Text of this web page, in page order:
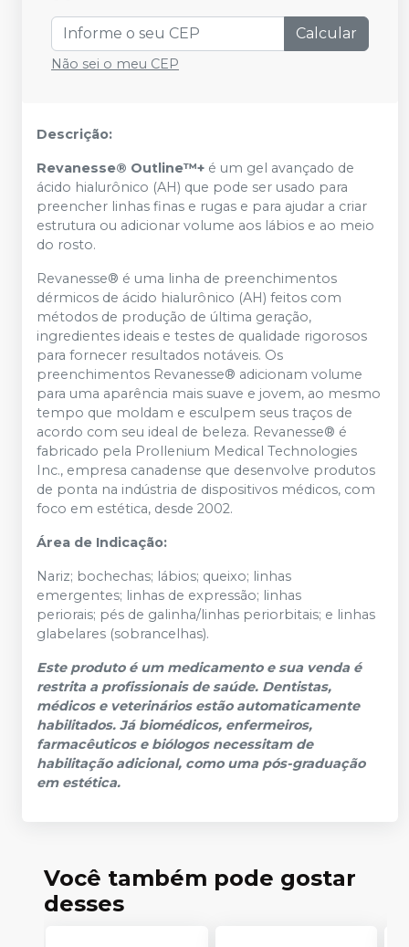
Calcular
Não sei o meu CEP
Descrição:
Revanesse® Outline™+ é um gel avançado de
ácido hialurônico (AH) que pode ser usado para
preencher linhas finas e rugas e para ajudar a criar
estrutura ou adicionar volume aos lábios e ao meio
do rosto.
Revanesse® é uma linha de preenchimentos
dérmicos de ácido hialurônico (AH) feitos com
métodos de produção de última geração,
ingredientes ideais e testes de qualidade rigorosos
para fornecer resultados notáveis. Os
preenchimentos Revanesse® adicionam volume
para uma aparência mais suave e jovem, ao mesmo
tempo que moldam e esculpem seus traços de
acordo com seu ideal de beleza. Revanesse® é
fabricado pela Prollenium Medical Technologies
Inc., empresa canadense que desenvolve produtos
de ponta na indústria de dispositivos médicos, com
foco em estética, desde 2002.
Área de Indicação:
Nariz; bochechas; lábios; queixo; linhas
emergentes; linhas de expressão; linhas
periorais; pés de galinha/linhas periorbitais; e linhas
glabelares (sobrancelhas).
Este produto é um medicamento e sua venda é
restrita a profissionais de saúde. Dentistas,
médicos e veterinários estão automaticamente
habilitados. Já biomédicos, enfermeiros,
farmacêuticos e biólogos necessitam de
habilitação adicional, como uma pós-graduação
em estética.
Você também pode gostar
desses